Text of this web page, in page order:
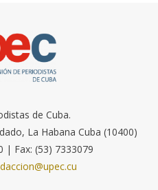
de Cuba.
La Habana Cuba (10400)
| Fax: (53) 7333079